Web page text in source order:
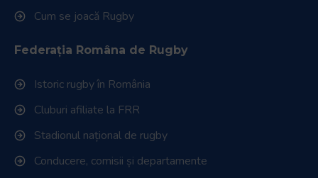
Cum se joacă Rugby
Federația Româna de Rugby
Istoric rugby în România
Cluburi afiliate la FRR
Stadionul național de rugby
Conducere, comisii și departamente